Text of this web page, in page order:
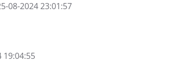
08-2024 23:01:57
19:04:55